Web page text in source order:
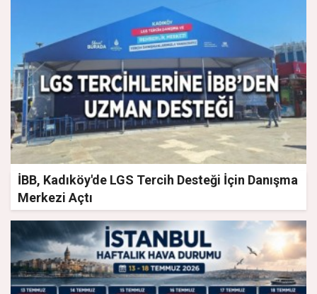
İBB, Kadıköy'de LGS Tercih Desteği İçin Danışma
Merkezi Açtı